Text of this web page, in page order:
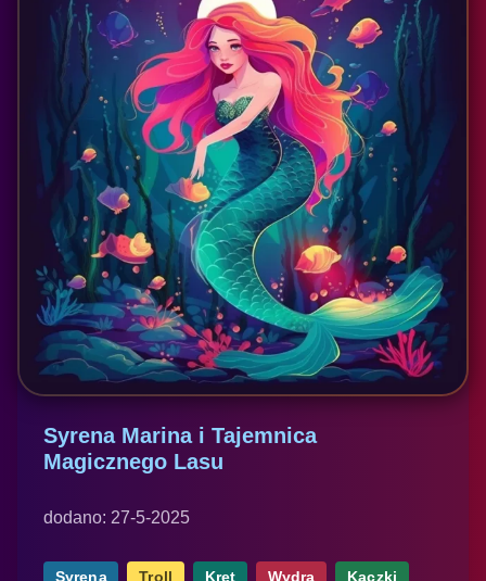
Syrena Marina i Tajemnica
Magicznego Lasu
dodano: 27-5-2025
Syrena Troll Kret Wydra Kaczki